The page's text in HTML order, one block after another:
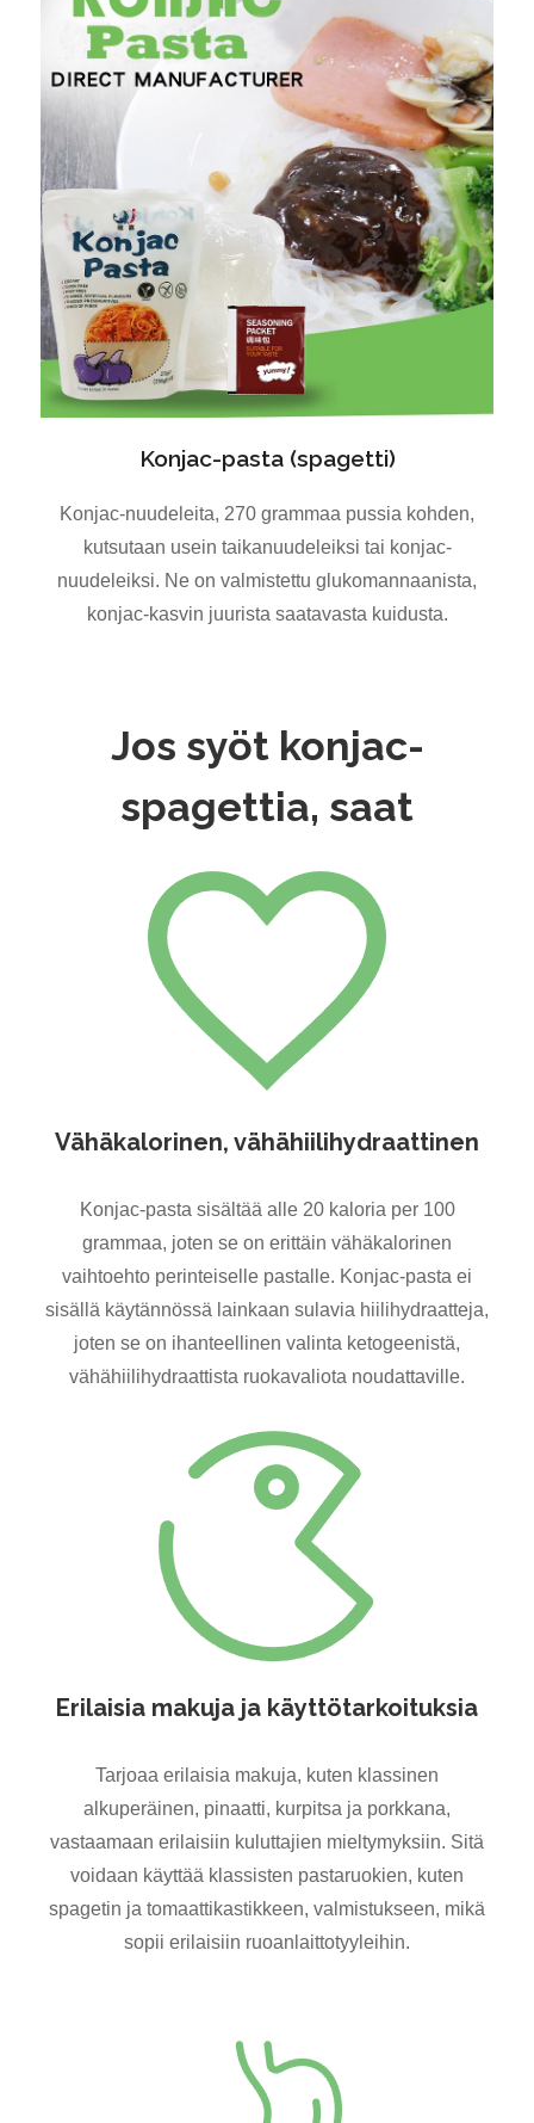
Konjac-pasta (spagetti)
Konjac-nuudeleita, 270 grammaa pussia kohden,
kutsutaan usein taikanuudeleiksi tai konjac-
nuudeleiksi. Ne on valmistettu glukomannaanista,
konjac-kasvin juurista saatavasta kuidusta.
Jos syöt konjac-
spagettia, saat
Vähäkalorinen, vähähiilihydraattinen
Konjac-pasta sisältää alle 20 kaloria per 100
grammaa, joten se on erittäin vähäkalorinen
vaihtoehto perinteiselle pastalle. Konjac-pasta ei
sisällä käytännössä lainkaan sulavia hiilihydraatteja,
joten se on ihanteellinen valinta ketogeenistä,
vähähiilihydraattista ruokavaliota noudattaville.
Erilaisia ​​makuja ja käyttötarkoituksia
Tarjoaa erilaisia ​​makuja, kuten klassinen
alkuperäinen, pinaatti, kurpitsa ja porkkana,
vastaamaan erilaisiin kuluttajien mieltymyksiin. Sitä
voidaan käyttää klassisten pastaruokien, kuten
spagetin ja tomaattikastikkeen, valmistukseen, mikä
sopii erilaisiin ruoanlaittotyyleihin.